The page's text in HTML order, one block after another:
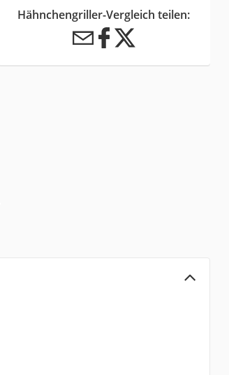
Hähnchengriller-Vergleich teilen: